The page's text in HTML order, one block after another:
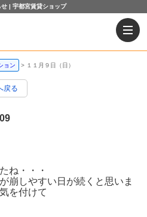
| 宇都宮賃貸ショップ
ョン １１月９日（日）
戻る
ね・・・
崩しやすい日が続くと思いま
を付けて